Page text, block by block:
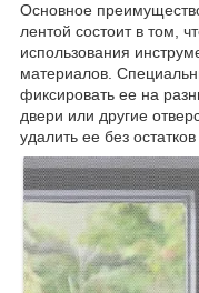
Основное
лентой состоит в том,
использования
материалов.
фиксировать ее на
двери или другие
удалить ее без